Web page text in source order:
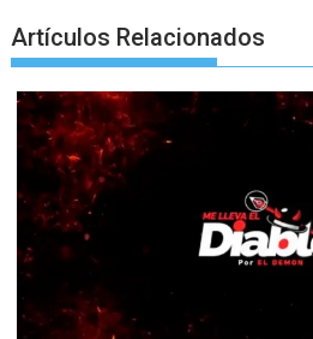
Artículos Relacionados